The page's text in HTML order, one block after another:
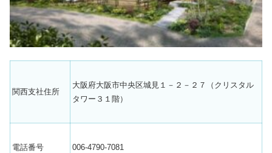
関西支社住所
大阪府大阪市中央区城見１－２－２７（クリスタル
タワー３１階）
電話番号 006-4790-7081